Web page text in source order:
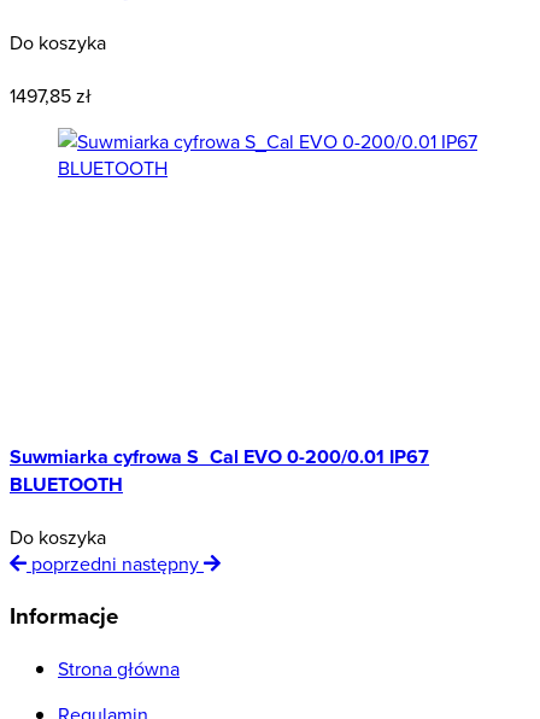
Do koszyka
1497,85 zł
Suwmiarka cyfrowa S_Cal EVO 0-200/0.01 IP67
BLUETOOTH
Do koszyka
poprzedni następny
Informacje
Strona główna